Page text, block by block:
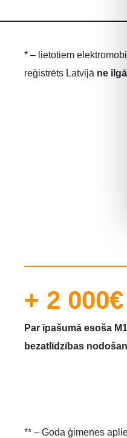
* – lietotiem
reģistrēts Latvijā ne
+ 2 000€
Par īpašumā esoša
bezatlīdzības
** – Goda ģimenes